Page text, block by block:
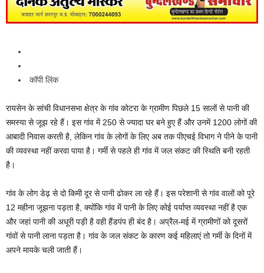
कॉपी लिंक
रायसेन के सांची विधानसभा क्षेत्र के गांव कोटरा के ग्रामीण पिछले 15 सालों से पानी की
समस्या से जूझ रहे हैं। इस गांव में 250 से ज्यादा घर बने हुए हैं और उनमें 1200 लोगों की
आबादी निवास करती है, लेकिन गांव के लोगों के लिए अब तक पीएचई विभाग ने पीने के पानी
की व्यवस्था नहीं करवा पाया है। गर्मी से पहले ही गांव में जल संकट की स्थिति बनी रहती
है।
गांव के लोग डेढ़ से दो किमी दूर से पानी ढोकर ला रहे हैं। इस परेशानी से गांव वालों को पूरे
12 महीना जूझना पड़ता है, क्योंकि गांव में पानी के लिए कोई पर्याप्त व्यवस्था नहीं है एक
और जहां पानी की अधूरी पड़ी है वही हैंडपंप ही बंद है। अप्रैल-मई में ग्रामीणों को दूसरों
गांवों से पानी लाना पड़ता है। गांव के जल संकट के कारण कई महिलाएं तो गर्मी के दिनों में
अपने मायके चली जाती हैं।